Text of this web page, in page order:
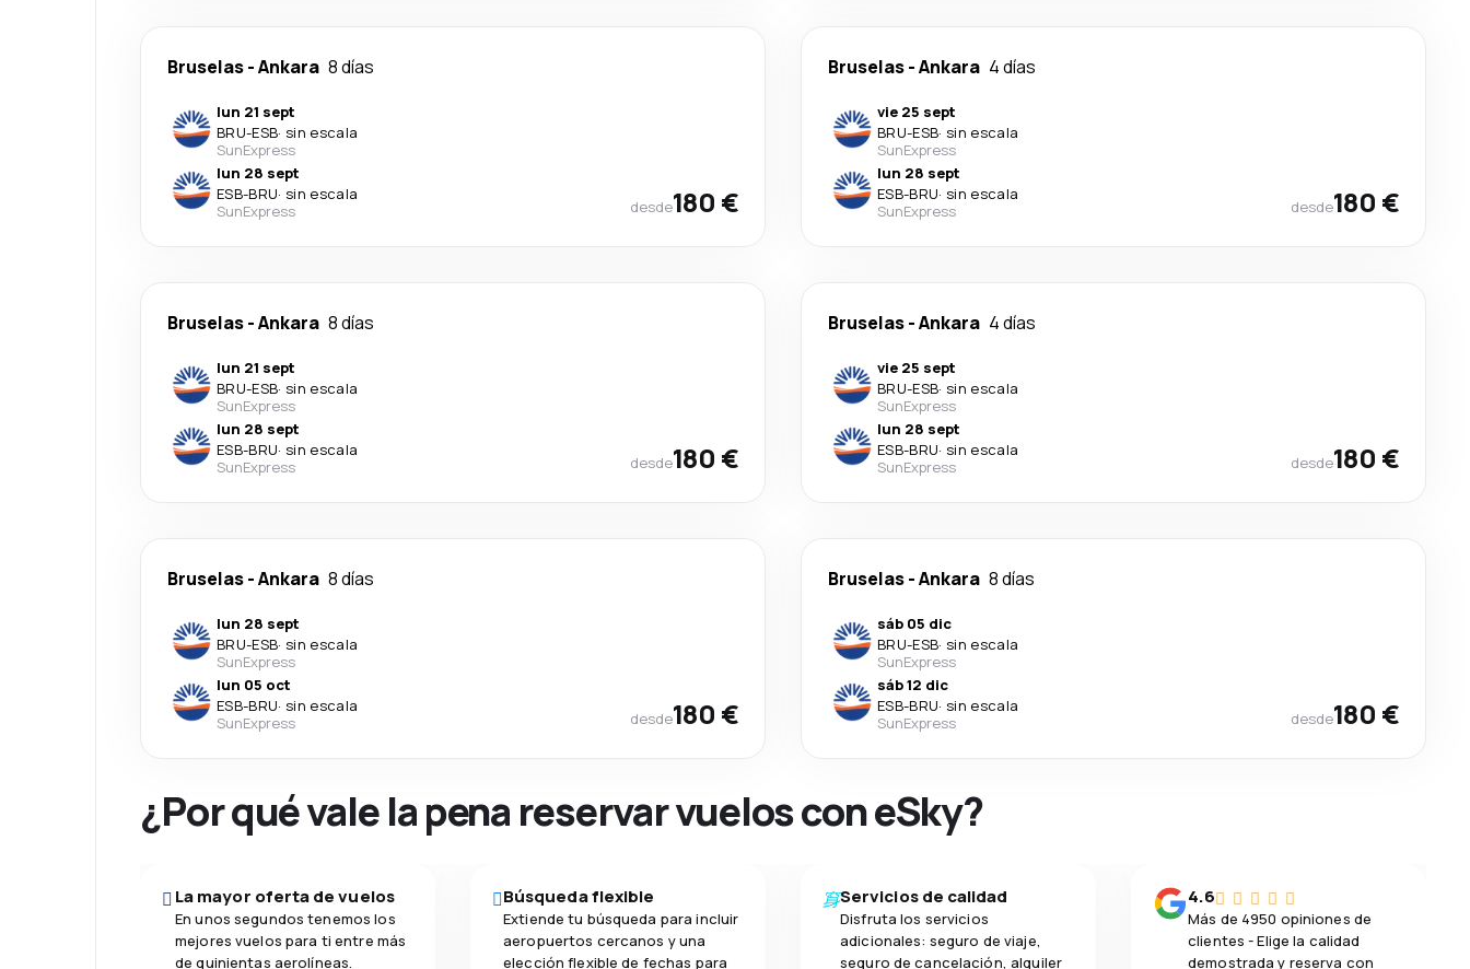
Bruselas-Ankara 8 días
lun 21 sept
BRU-ESB· sin escala
SunExpress
lun 28 sept
ESB-BRU· sin escala
SunExpress
desde180 €
Bruselas-Ankara 4 días
vie 25 sept
BRU-ESB· sin escala
SunExpress
lun 28 sept
ESB-BRU· sin escala
SunExpress
desde180 €
Bruselas-Ankara 8 días
lun 21 sept
BRU-ESB· sin escala
SunExpress
lun 28 sept
ESB-BRU· sin escala
SunExpress
desde180 €
Bruselas-Ankara 4 días
vie 25 sept
BRU-ESB· sin escala
SunExpress
lun 28 sept
ESB-BRU· sin escala
SunExpress
desde180 €
Bruselas-Ankara 8 días
lun 28 sept
BRU-ESB· sin escala
SunExpress
lun 05 oct
ESB-BRU· sin escala
SunExpress
desde180 €
Bruselas-Ankara 8 días
sáb 05 dic
BRU-ESB· sin escala
SunExpress
sáb 12 dic
ESB-BRU· sin escala
SunExpress
desde180 €
¿Por qué vale la pena reservar vuelos con eSky?
La mayor oferta de vuelos
En unos segundos tenemos los
mejores vuelos para ti entre más
de quinientas aerolíneas.
Búsqueda flexible
Extiende tu búsqueda para incluir
aeropuertos cercanos y una
elección flexible de fechas para
Servicios de calidad
Disfruta los servicios
adicionales: seguro de viaje,
seguro de cancelación, alquiler
4.6
Más de 4950 opiniones de
clientes - Elige la calidad
demostrada y reserva con